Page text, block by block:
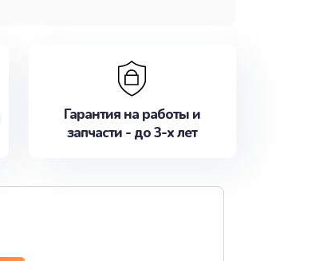
Гарантия на работы и
запчасти - до 3-х лет